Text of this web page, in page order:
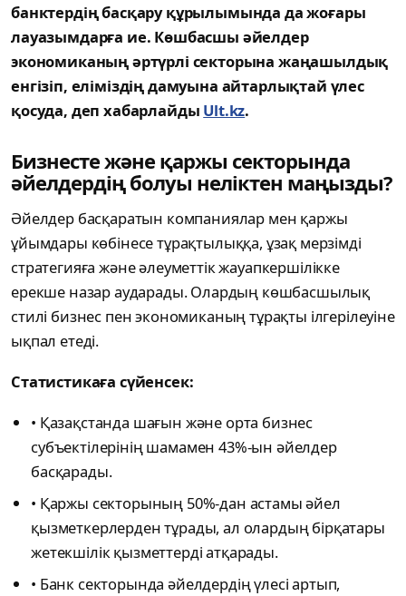
банктердің басқару құрылымында да жоғары
лауазымдарға ие. Көшбасшы әйелдер
экономиканың әртүрлі секторына жаңашылдық
енгізіп, еліміздің дамуына айтарлықтай үлес
қосуда, деп хабарлайды Ult.kz.
Бизнесте және қаржы секторында
әйелдердің болуы неліктен маңызды?
Әйелдер басқаратын компаниялар мен қаржы
ұйымдары көбінесе тұрақтылыққа, ұзақ мерзімді
стратегияға және әлеуметтік жауапкершілікке
ерекше назар аударады. Олардың көшбасшылық
стилі бизнес пен экономиканың тұрақты ілгерілеуіне
ықпал етеді.
Статистикаға сүйенсек:
​• ​Қазақстанда шағын және орта бизнес
субъектілерінің шамамен 43%-ын әйелдер
басқарады.
​• ​Қаржы секторының 50%-дан астамы әйел
қызметкерлерден тұрады, ал олардың бірқатары
жетекшілік қызметтерді атқарады.
​• ​Банк секторында әйелдердің үлесі артып,